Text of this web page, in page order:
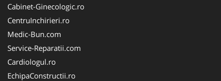
Cabinet-Ginecologic.ro
CentruInchirieri.ro
Medic-Bun.com
Service-Reparatii.com
Cardiologul.ro
EchipaConstructii.ro